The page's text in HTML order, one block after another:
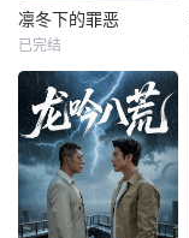
凛冬下的罪恶
已完结